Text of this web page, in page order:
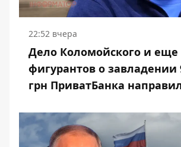
22:52 вчера
Дело Коломойского и еще
фигурантов о завладении
грн ПриватБанка